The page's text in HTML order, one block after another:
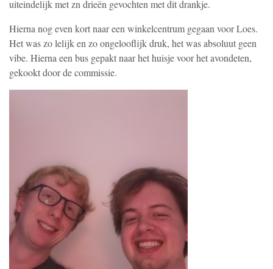
uiteindelijk met zn drieën gevochten met dit drankje.
Hierna nog even kort naar een winkelcentrum gegaan voor Loes.
Het was zo lelijk en zo ongelooflijk druk, het was absoluut geen
vibe. Hierna een bus gepakt naar het huisje voor het avondeten,
gekookt door de commissie.